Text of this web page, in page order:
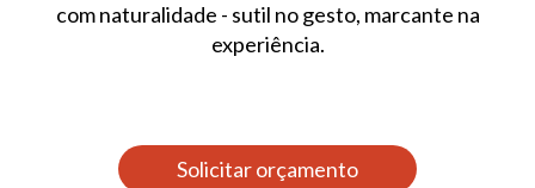
com naturalidade - sutil no gesto, marcante na
experiência.
Solicitar orçamento